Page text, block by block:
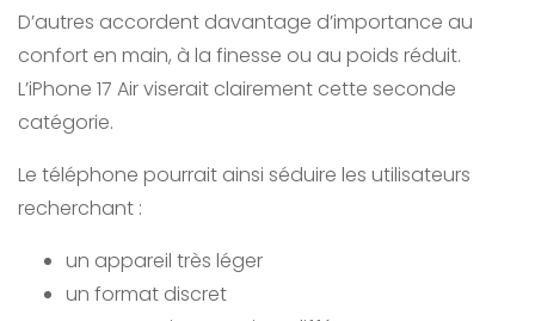
D’autres accordent davantage d’importance au
confort en main, à la finesse ou au poids réduit.
L’iPhone 17 Air viserait clairement cette seconde
catégorie.
Le téléphone pourrait ainsi séduire les utilisateurs
recherchant :
un appareil très léger
un format discret